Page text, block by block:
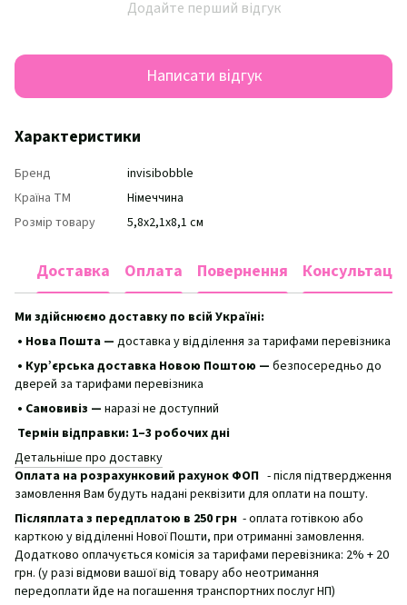
Додайте перший відгук
Написати відгук
Характеристики
Бренд
invisibobble
Країна ТМ
Німеччина
Розмір товару
5,8х2,1х8,1 см
Доставка Оплата Повернення Консультація
Ми здійснюємо доставку по всій Україні:
• Нова Пошта — доставка у відділення за тарифами перевізника
• Кур’єрська доставка Новою Поштою — безпосередньо до
дверей за тарифами перевізника
• Самовивіз — наразі не доступний
Термін відправки: 1–3 робочих дні
Детальніше про доставку
Оплата на розрахунковий рахунок ФОП - після підтвердження
замовлення Вам будуть надані реквізити для оплати на пошту.
Післяплата з передплатою в 250 грн - оплата готівкою або
карткою у відділенні Нової Пошти, при отриманні замовлення.
Додатково оплачується комісія за тарифами перевізника: 2% + 20
грн. (у разі відмови вашої від товару або неотримання
передоплати йде на погашення транспортних послуг НП)